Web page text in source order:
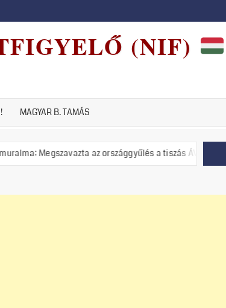
(NIF)
MAGYAR B. TAMÁS
az országgyűlés a tiszás ÁVH felállítását!